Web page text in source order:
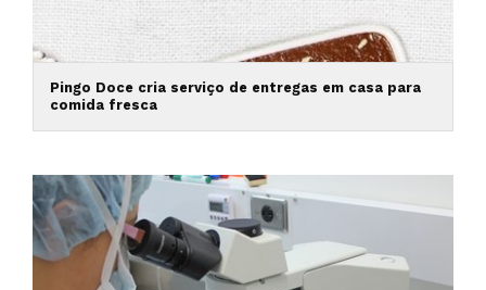
Pingo Doce cria serviço de entregas em casa para
comida fresca